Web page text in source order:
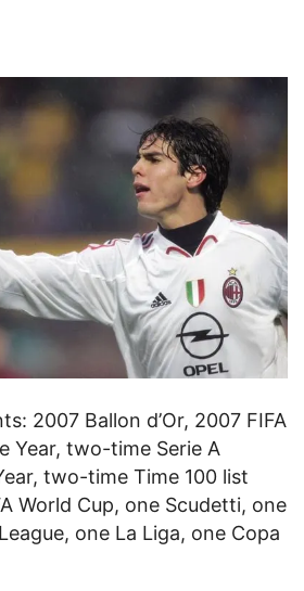
2007 Ballon d’Or, 2007 FIFA
Year, two-time Serie A
two-time Time 100 list
World Cup, one Scudetti, one
one La Liga, one Copa